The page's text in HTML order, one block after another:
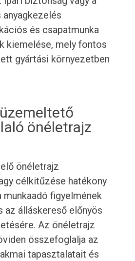
és csapatmunka
kiemelése, mely fontos
gyártási környezetben
önéletrajz
önéletrajz
célkitűzése hatékony
figyelmének
az álláskereső előnyös
Az önéletrajz
összefoglalja az
tapasztalatait és